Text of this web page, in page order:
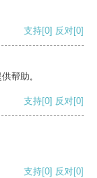
支持[0] 反对[0]
帮助。
支持[0] 反对[0]
支持[0] 反对[0]